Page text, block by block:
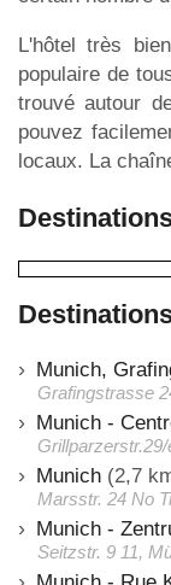
L'hôtel très
populaire de
trouvé autour
pouvez
locaux. La
Munich,
Grafingstrasse
Munich -
Munich (2,7
Marsstr. 24 No
Munich -
Seitzstr. 9 11,